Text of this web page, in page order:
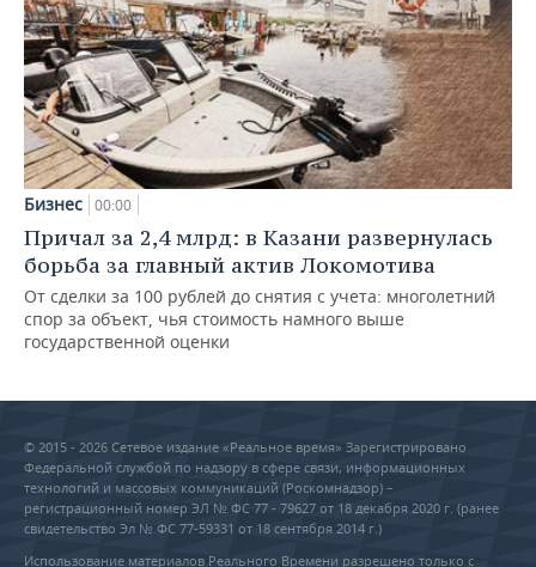
Бизнес 00:00
Причал за 2,4 млрд: в Казани развернулась
борьба за главный актив Локомотива
От сделки за 100 рублей до снятия с учета: многолетний
спор за объект, чья стоимость намного выше
государственной оценки
© 2015 - 2026 Сетевое издание «Реальное время» Зарегистрировано
Федеральной службой по надзору в сфере связи, информационных
технологий и массовых коммуникаций (Роскомнадзор) –
регистрационный номер ЭЛ № ФС 77 - 79627 от 18 декабря 2020 г. (ранее
свидетельство Эл № ФС 77-59331 от 18 сентября 2014 г.)
Использование материалов Реального Времени разрешено только с